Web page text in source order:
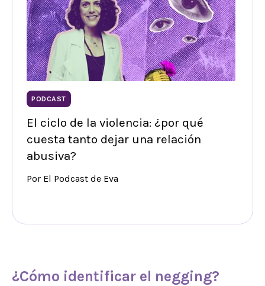
PODCAST
El ciclo de la violencia: ¿por qué
cuesta tanto dejar una relación
abusiva?
Por El Podcast de Eva
¿Cómo identificar el negging?